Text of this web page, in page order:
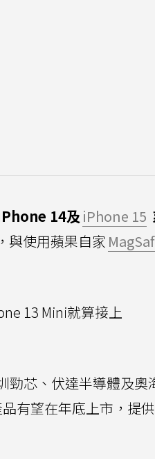
14及 iPhone 15
，與使用蘋果自家
13 Mini就算接上
勁芯、伏達半導體及奧
有望在年底上市，提